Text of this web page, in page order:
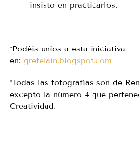
insisto en practicarlos.
*Podéis uníos a esta iniciativa
en: gretelain.blogspot.com
*Todas las fotografías son de
excepto la número 4 que
Creatividad.